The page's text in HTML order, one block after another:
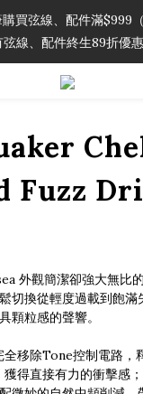
購買弦線、配件滿$999
線、配件終生89折優惠
購買弦線、配件滿$999
線、配件終生89折優惠
元購物金。 加入購物車
買弦線、配件滿$999
弦線、配件終生89折優惠
Fuzz
外觀簡潔卻強大無比
切換從輕度過載到飽滿
顆粒感的聲響。
移除Tone控制電路，
得直接有力的衝擊感